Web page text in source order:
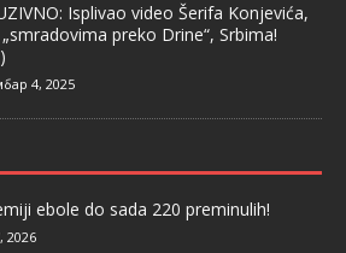
Isplivao video Šerifa Konjevića,
preko Drine“, Srbima!
4, 2025
ebole do sada 220 preminulih!
2026